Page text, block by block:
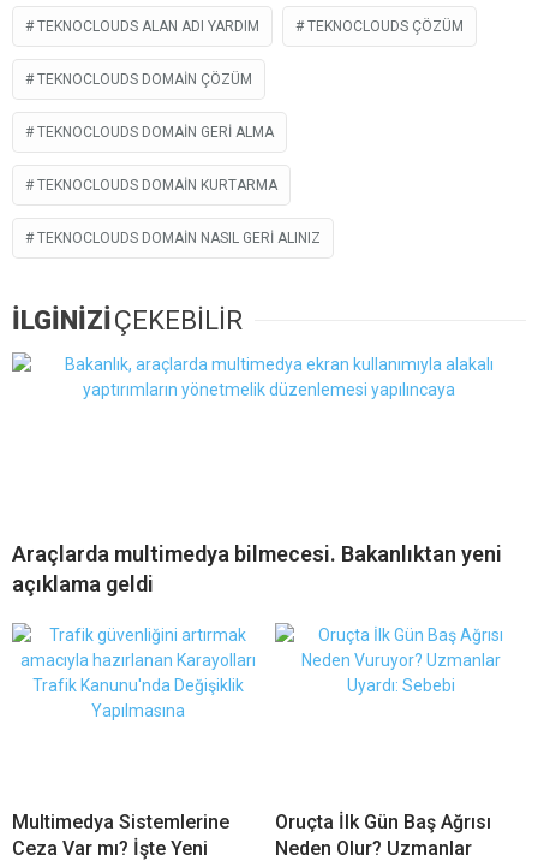
TEKNOCLOUDS ALAN ADI YARDIM TEKNOCLOUDS ÇÖZÜM
TEKNOCLOUDS DOMAIN ÇÖZÜM
TEKNOCLOUDS DOMAIN GERI ALMA
TEKNOCLOUDS DOMAIN KURTARMA
TEKNOCLOUDS DOMAIN NASIL GERI ALINIZ
İLGİNİZİÇEKEBİLİR
Araçlarda multimedya bilmecesi. Bakanlıktan yeni
açıklama geldi
Multimedya Sistemlerine
Ceza Var mı? İşte Yeni
Oruçta İlk Gün Baş Ağrısı
Neden Olur? Uzmanlar